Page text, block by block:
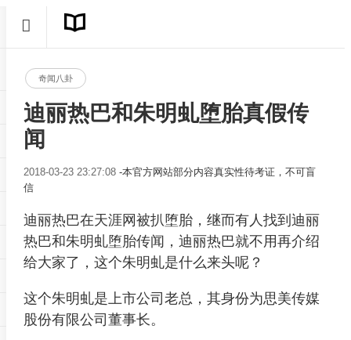
奇闻八卦
迪丽热巴和朱明虬堕胎真假传
闻
2018-03-23 23:27:08 -本官方网站部分内容真实性待考证，不可盲
信
迪丽热巴在天涯网被扒堕胎，继而有人找到迪丽
热巴和朱明虬堕胎传闻，迪丽热巴就不用再介绍
给大家了，这个朱明虬是什么来头呢？
这个朱明虬是上市公司老总，其身份为思美传媒
股份有限公司董事长。